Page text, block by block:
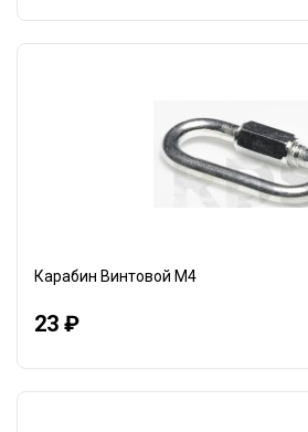
Карабин Винтовой М4
23 ₽